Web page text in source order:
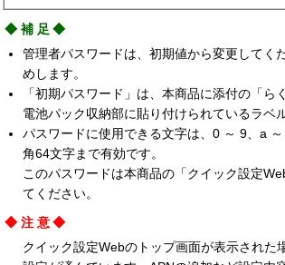
◆補足◆
管理者パスワードは、初期値から変更してく
めします。
「初期パスワード」は、本商品に添付の「
電池パック収納部に貼り付けられているラベ
パスワードに使用できる文字は、0 ～ 9、a
角64文字まで有効です。
このパスワードは本商品の「クイック設定
てください。
◆注意◆
クイック設定Webのトップ画面が表示された